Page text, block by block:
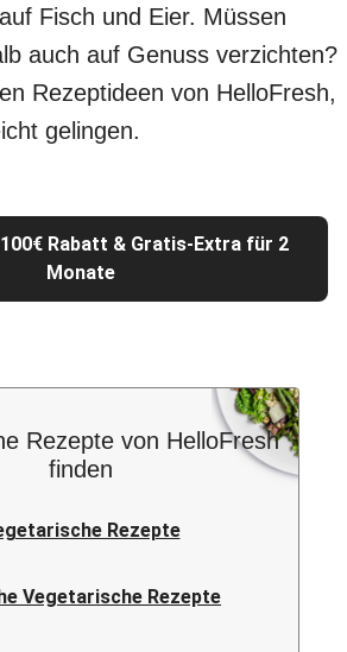
Fisch und Eier. Müssen
auch auf Genuss verzichten?
Rezeptideen von HelloFresh,
gelingen.
Rabatt & Gratis-Extra für 2
Monate
Rezepte von HelloFresh
finden
Rezepte
Vegetarische Rezepte